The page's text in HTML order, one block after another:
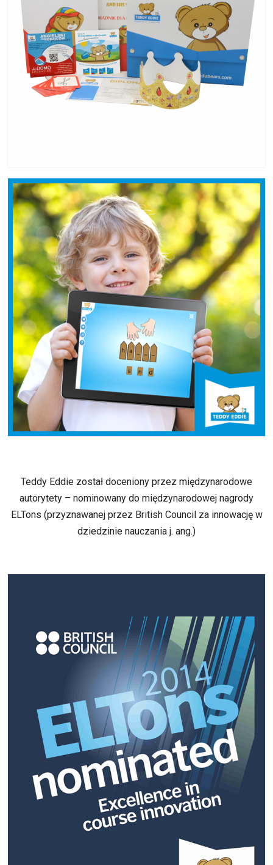
Teddy Eddie został doceniony przez międzynarodowe
autorytety – nominowany do międzynarodowej nagrody
ELTons (przyznawanej przez British Council za innowację w
dziedzinie nauczania j. ang.)